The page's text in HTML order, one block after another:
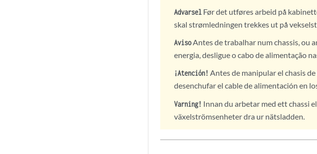
Advarsel Før det utføres arbeid på
skal strømledningen trekkes ut på
AvisoAntes de trabalhar num chassis, ou
energia, desligue o cabo de alimentação
¡Atención! Antes de manipular el chasis
desenchufar el cable de alimentación en
Varning! Innan du arbetar med ett chassi
växelströmsenheter dra ur nätsladden.